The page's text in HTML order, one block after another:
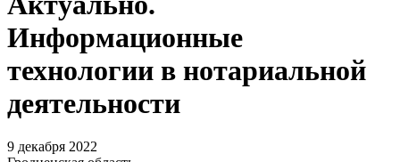
Информационные
технологии в нотариальной
деятельности
9 декабря 2022